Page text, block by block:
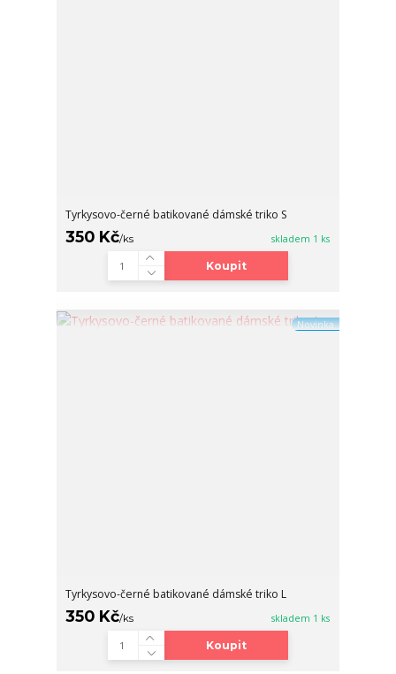
Tyrkysovo-černé batikované dámské triko S
350 Kč/ks skladem 1 ks
Koupit
Novinka
Tyrkysovo-černé batikované dámské triko L
350 Kč/ks skladem 1 ks
Koupit